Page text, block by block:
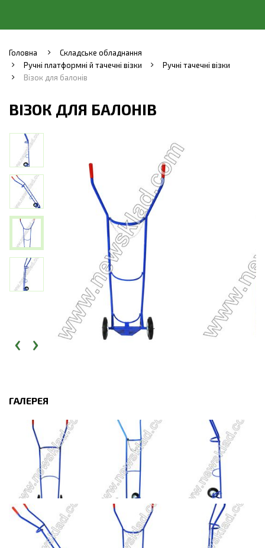
Головна
Складське обладнання
Ручні платформні й тачечні візки
Ручні тачечні візки
Візок для балонів
ВІЗОК ДЛЯ БАЛОНІВ
‹ ›
ГАЛЕРЕЯ